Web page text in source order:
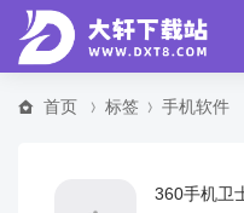
首页 标签 手机软件
360手机卫